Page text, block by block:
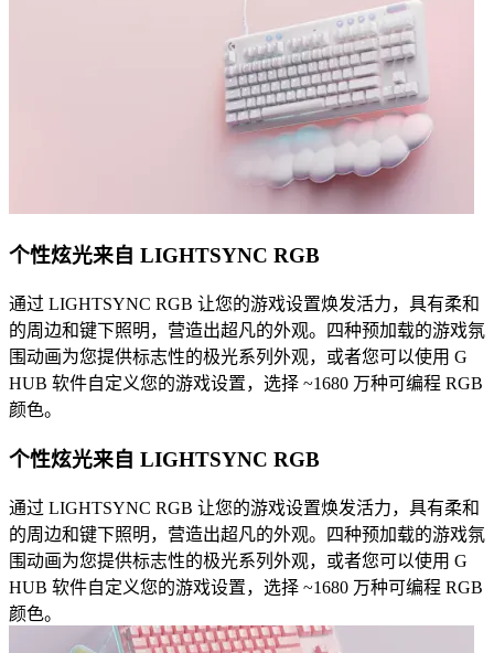
个性炫光来自 LIGHTSYNC RGB
通过 LIGHTSYNC RGB 让您的游戏设置焕发活力，具有柔和
的周边和键下照明，营造出超凡的外观。四种预加载的游戏氛
围动画为您提供标志性的极光系列外观，或者您可以使用 G
HUB 软件自定义您的游戏设置，选择 ~1680 万种可编程 RGB
颜色。
个性炫光来自 LIGHTSYNC RGB
通过 LIGHTSYNC RGB 让您的游戏设置焕发活力，具有柔和
的周边和键下照明，营造出超凡的外观。四种预加载的游戏氛
围动画为您提供标志性的极光系列外观，或者您可以使用 G
HUB 软件自定义您的游戏设置，选择 ~1680 万种可编程 RGB
颜色。